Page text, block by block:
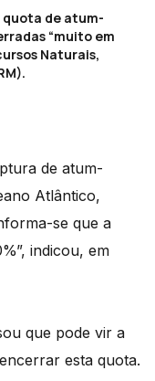
de atum-
“muito em
Naturais,
de atum-
Atlântico,
se que a
indicou, em
que pode vir a
esta quota.